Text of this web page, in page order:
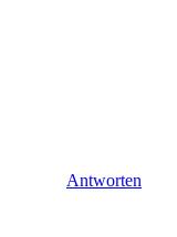
Antworten